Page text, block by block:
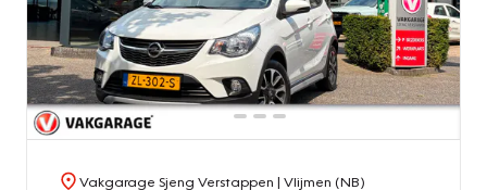
Vakgarage Sjeng Verstappen | Vlijmen (NB)